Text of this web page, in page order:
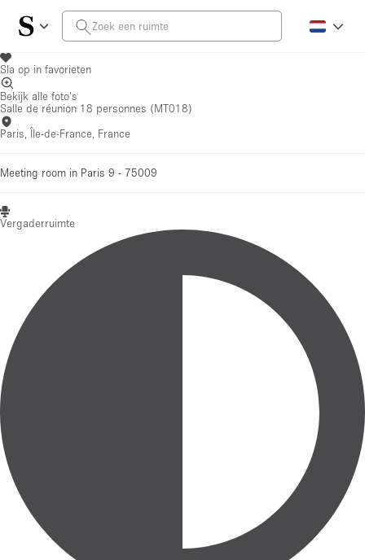
Sla op in favorieten
Bekijk alle foto's
Salle de réunion 18 personnes (MT018)
Paris, Île-de-France, France
Meeting room in Paris 9 - 75009
Vergaderruimte